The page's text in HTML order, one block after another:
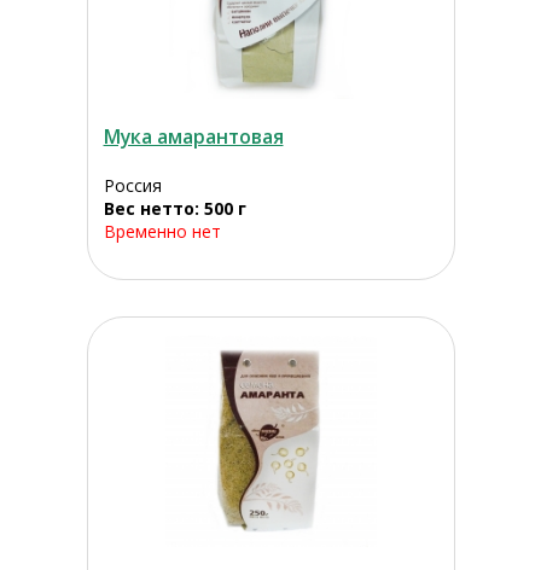
Мука амарантовая
Россия
Вес нетто: 500 г
Временно нет